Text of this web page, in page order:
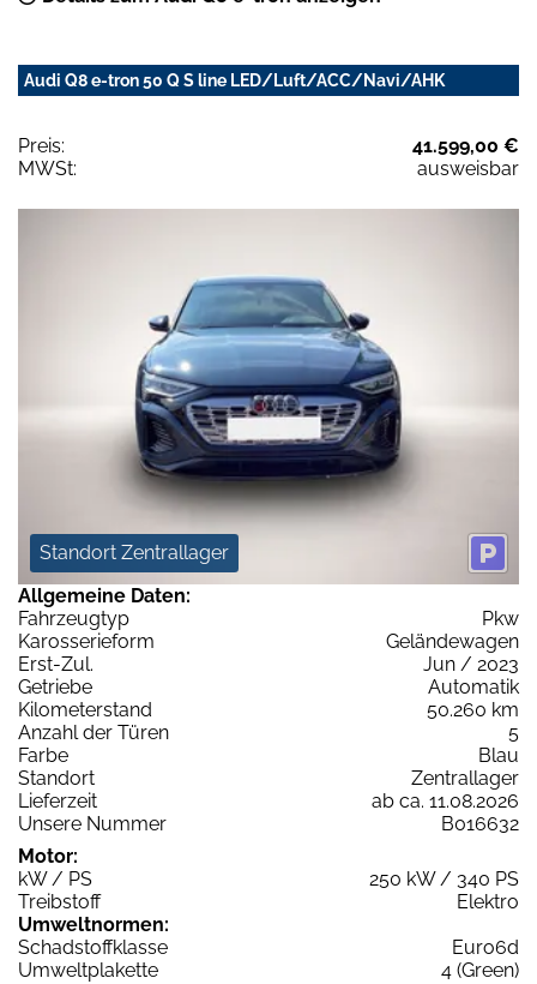
Audi Q8 e-tron 50 Q S line LED/Luft/ACC/Navi/AHK
Preis:
41.599,00 €
MWSt:
ausweisbar
Standort Zentrallager
Allgemeine Daten:
Fahrzeugtyp
Pkw
Karosserieform
Geländewagen
Erst-Zul.
Jun / 2023
Getriebe
Automatik
Kilometerstand
50.260 km
Anzahl der Türen
5
Farbe
Blau
Standort
Zentrallager
Lieferzeit
ab ca. 11.08.2026
Unsere Nummer
B016632
Motor:
kW / PS
250 kW / 340 PS
Treibstoff
Elektro
Umweltnormen:
Schadstoffklasse
Euro6d
Umweltplakette
4 (Green)